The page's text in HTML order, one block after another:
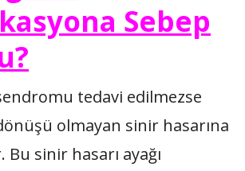
Sebep
tedavi edilmezse
olmayan sinir hasarına
sinir hasarı ayağı